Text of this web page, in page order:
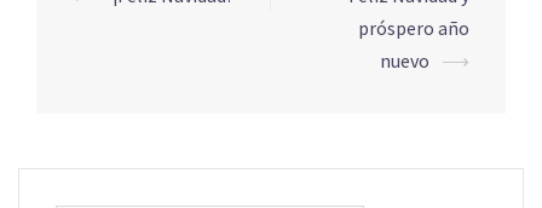
Navegación
próspero año
nuevo ⟶